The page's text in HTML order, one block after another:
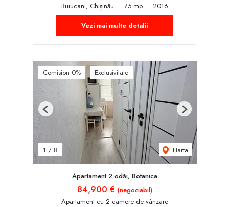
Buiucani, Chișinău
75 mp
2016
Vezi mai multe detalii
Comision 0% Exclusivitate
1 / 8 Harta
Previous Next
Apartament 2 odăi, Botanica
84,900 € (negociabil)
Apartament cu 2 camere de vânzare